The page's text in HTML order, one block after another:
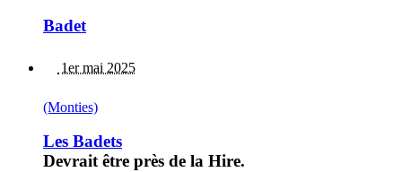
Badet
1er mai 2025
(Monties)
Les Badets
Devrait être près de la Hire.